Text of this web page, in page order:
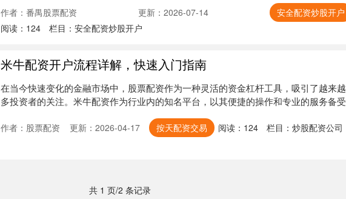
作者：番禺股票配资 更新：2026-07-14
安全配资炒股开户
阅读： 124 栏目： 安全配资炒股开户
米牛配资开户流程详解，快速入门指南
在当今快速变化的金融市场中，股票配资作为一种灵活的资金杠杆工具，吸引了越来越
多投资者的关注。米牛配资作为行业内的知名平台，以其便捷的操作和专业的服务备受
作者：股票配资 更新：2026-04-17 按天配资交易 阅读： 124 栏目： 炒股配资公司
共 1 页/2 条记录